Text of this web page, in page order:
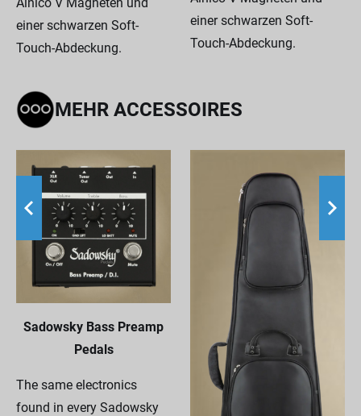
einer schwarzen Soft-
Touch-Abdeckung.
einer schwarzen Soft-
Touch-Abdeckung.
MEHR ACCESSOIRES
Sadowsky Bass Preamp
Pedals
The same electronics
found in every Sadowsky